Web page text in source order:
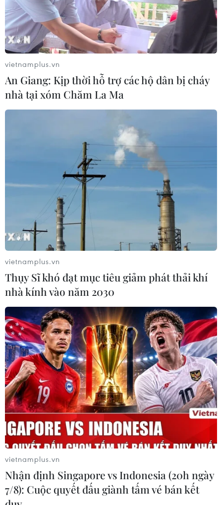
'Tới năm 2022, kinh tế Mỹ mới có thể trở
lại mức trước đại dịch'
25/06/2020 08:38
Nhận định trên được đưa ra giữa bối cảnh các trường
bang của Mỹ, một vài trong số đó thậm chí còn ghi
nhận số ca nhiễm mới tăng kỷ lục.
Dịch COVID-19: Cuộc khủng hoảng chưa
từng có của kinh tế thế giới
25/06/2020 10:42
Ước tính thu nhập trên đầu người của hơn 90% các nền
kinh tế đang phát triển và mới nổi đều sẽ giảm trong
năm nay, qua đó đảo ngược những tiến bộ quan trọng
đạt được trong việc giảm đói nghèo.
vietnamplus.vn
An Giang: Kịp thời hỗ trợ các hộ dân bị cháy
nhà tại xóm Chăm La Ma
vietnamplus.vn
Thụy Sĩ khó đạt mục tiêu giảm phát thải khí
nhà kính vào năm 2030
vietnamplus.vn
Nhận định Singapore vs Indonesia (20h ngày
7/8): Cuộc quyết đấu giành tấm vé bán kết